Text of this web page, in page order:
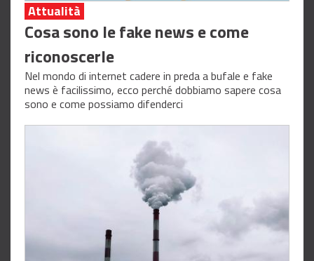
Attualità
Cosa sono le fake news e come
riconoscerle
Nel mondo di internet cadere in preda a bufale e fake
news è facilissimo, ecco perché dobbiamo sapere cosa
sono e come possiamo difenderci